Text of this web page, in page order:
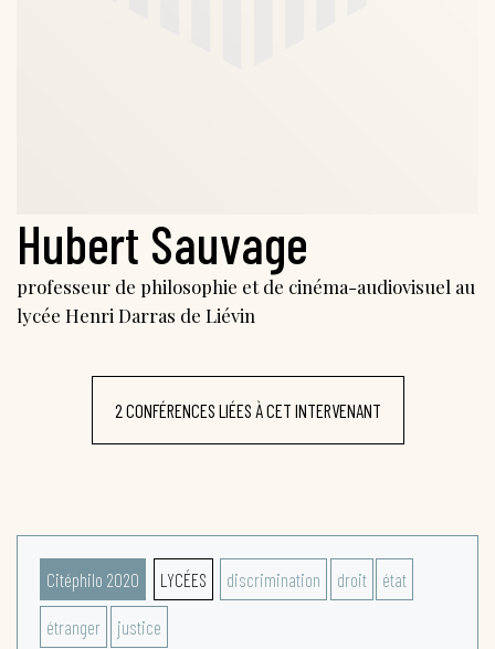
Hubert Sauvage
professeur de philosophie et de cinéma-audiovisuel au
lycée Henri Darras de Liévin
2 CONFÉRENCES LIÉES À CET INTERVENANT
Citéphilo 2020 LYCÉES discrimination droit état
étranger justice